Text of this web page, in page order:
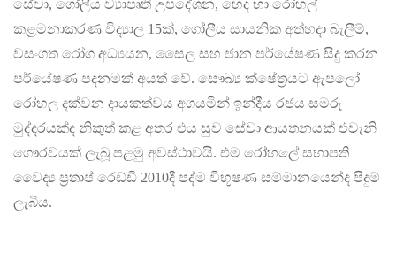
සේවා, ගෝලීය ව්‍යාපෘති උපදේශන, හෙද හා රෝහල්
කළමනාකරණ විද්‍යාල 15ක්, ගෝලීය සායනික අත්හදා බැලීම්,
වසංගත රෝග අධ්‍යයන, සෛල සහ ජාන පර්යේෂණ සිදු කරන
පර්යේෂණ පදනමක් අයත් වේ. සෞඛ්‍ය ක්ෂේත්‍රයට ඇපලෝ
රෝහල දක්වන දායකත්වය අගයමින් ඉන්දීය රජය සමරු
මුද්දරයක්ද නිකුත් කළ අතර එය සුව සේවා ආයතනයක් එවැනි
ගෞරවයක් ලැබූ පළමු අවස්ථාවයි. එම රෝහලේ සභාපති
වෛද්‍ය ප්‍රතාප් රෙඩ්ඩි 2010දී පද්ම විභූෂණ සම්මානයෙන්ද පිදුම්
ලැබීය.